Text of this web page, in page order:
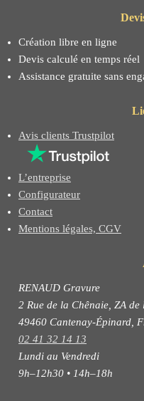
Création libre en ligne
Devis calculé en temps réel
Assistance gratuite sans
Avis clients Trustpilot
L’entreprise
Configurateur
Contact
Mentions légales, CGV
RENAUD Gravure
2 Rue de la Chênaie, ZA
49460 Cantenay-Épinard,
02 41 32 14 13
Lundi au Vendredi
9h–12h30 • 14h–18h